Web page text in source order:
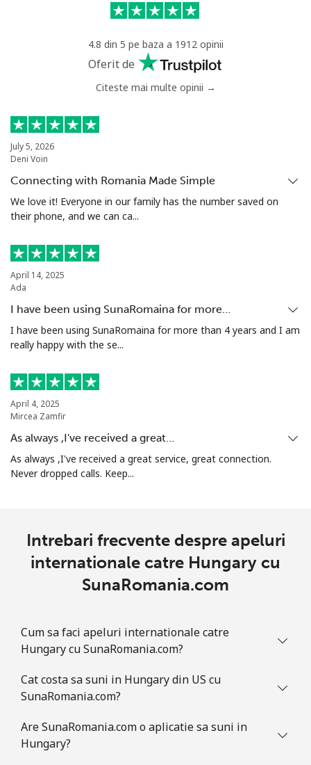
4.8 din 5 pe baza a 1912 opinii
Oferit de
Citeste mai multe opinii →
July 5, 2026
Deni Voin
Connecting with Romania Made Simple
We love it! Everyone in our family has the number saved on
their phone, and we can ca...
April 14, 2025
Ada
I have been using SunaRomaina for more…
I have been using SunaRomaina for more than 4 years and I am
really happy with the se...
April 4, 2025
Mircea Zamfir
As always ,I've received a great…
As always ,I've received a great service, great connection.
Never dropped calls. Keep...
Intrebari frecvente despre apeluri
internationale catre Hungary cu
SunaRomania.com
Cum sa faci apeluri internationale catre
Hungary cu SunaRomania.com?
Cat costa sa suni in Hungary din US cu
SunaRomania.com?
Are SunaRomania.com o aplicatie sa suni in
Hungary?